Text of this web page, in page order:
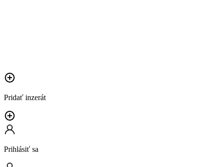
Pridať inzerát
Prihlásiť sa